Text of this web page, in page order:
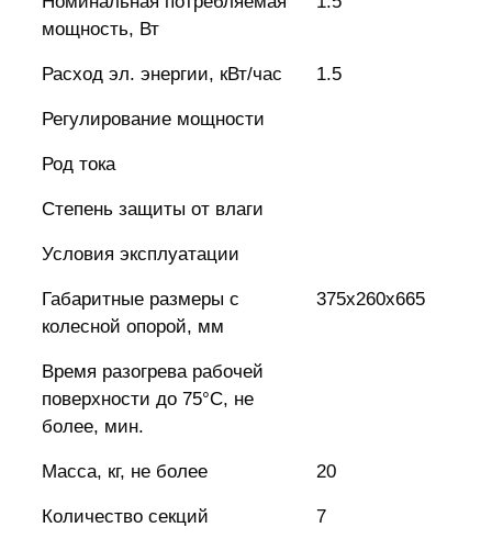
мощность, Вт
Расход эл. энергии, кВт/час 1.5
Регулирование мощности
Род тока
Степень защиты от влаги
Условия эксплуатации
Габаритные размеры с
колесной опорой, мм
375х260х665
Время разогрева рабочей
поверхности до 75°С, не
более, мин.
Масса, кг, не более 20
Количество секций 7